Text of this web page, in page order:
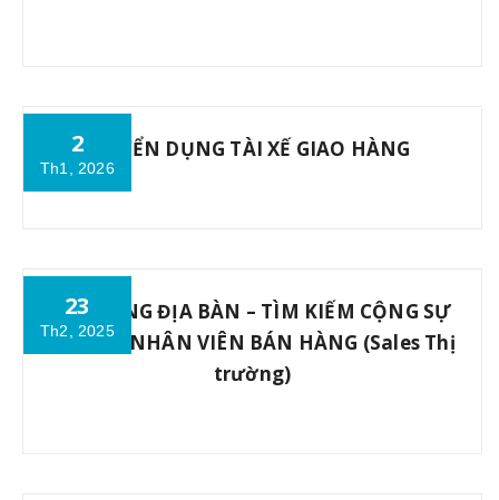
2
Th1, 2026
TUYỂN DỤNG TÀI XẾ GIAO HÀNG
23
Th2, 2025
MỞ RỘNG ĐỊA BÀN – TÌM KIẾM CỘNG SỰ
🔎 Vị trí: NHÂN VIÊN BÁN HÀNG (Sales Thị
trường)